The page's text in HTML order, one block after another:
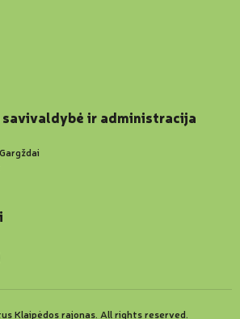
ir administracija
Klaipėdos rajonas. All rights reserved.